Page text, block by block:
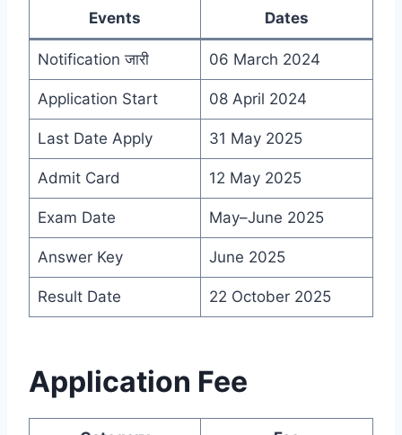
Events Dates
Notification जारी 06 March 2024
Application Start 08 April 2024
Last Date Apply 31 May 2025
Admit Card 12 May 2025
Exam Date May–June 2025
Answer Key June 2025
Result Date 22 October 2025
Application Fee